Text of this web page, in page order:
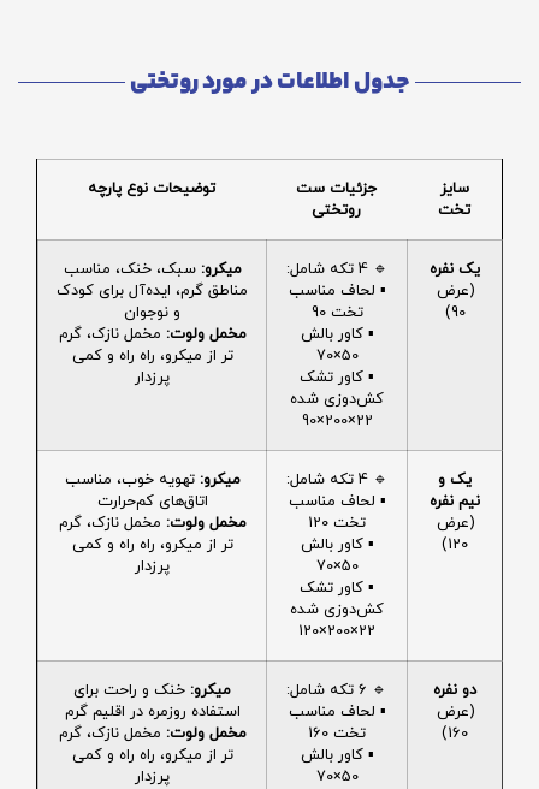
جدول اطلاعات در مورد روتختی
سایز
تخت
جزئیات ست
روتختی
توضیحات نوع پارچه
یک نفره
(عرض
90)
🔹 4 تکه شامل:
▪️ لحاف مناسب
تخت 90
▪️ کاور بالش
50×70
▪️ کاور تشک
کش‌دوزی شده
22×200×90
میکرو: سبک، خنک، مناسب
مناطق گرم، ایده‌آل برای کودک
و نوجوان
مخمل ولوت: مخمل نازک، گرم
تر از میکرو، راه راه و کمی
پرزدار
یک و
نیم نفره
(عرض
120)
🔹 4 تکه شامل:
▪️ لحاف مناسب
تخت 120
▪️ کاور بالش
50×70
▪️ کاور تشک
کش‌دوزی شده
22×200×120
میکرو: تهویه خوب، مناسب
اتاق‌های کم‌حرارت
مخمل ولوت: مخمل نازک، گرم
تر از میکرو، راه راه و کمی
پرزدار
دو نفره
(عرض
160)
🔹 6 تکه شامل:
▪️ لحاف مناسب
تخت 160
▪️ کاور بالش
50×70
میکرو: خنک و راحت برای
استفاده روزمره در اقلیم گرم
مخمل ولوت: مخمل نازک، گرم
تر از میکرو، راه راه و کمی
پرزدار